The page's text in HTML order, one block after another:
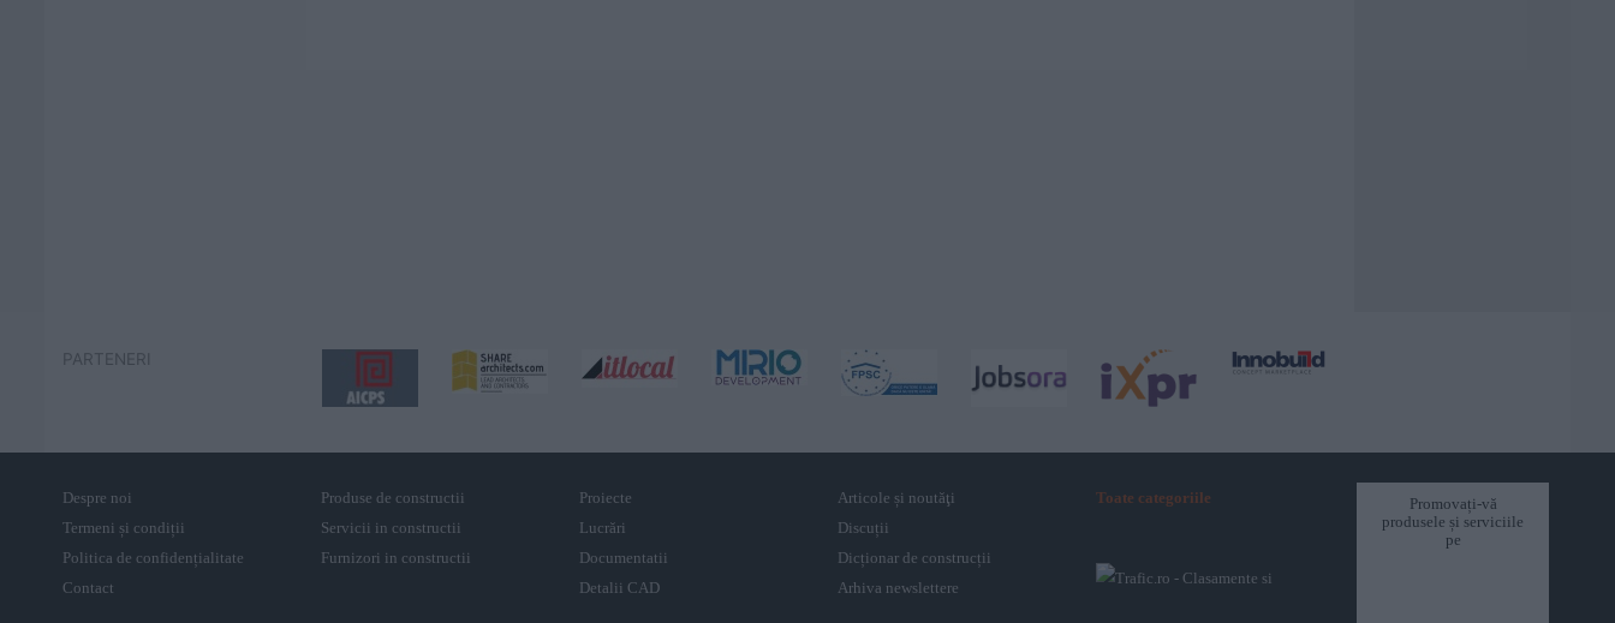
PARTENERI
Despre noi
Termeni și condiții
Politica de confidențialitate
Contact
Produse de constructii
Servicii in constructii
Furnizori in constructii
Proiecte
Lucrări
Documentatii
Detalii CAD
Articole și noutăţi
Discuții
Dicționar de construcții
Arhiva newslettere
Toate categoriile
Promovați-vă
produsele și serviciile
pe